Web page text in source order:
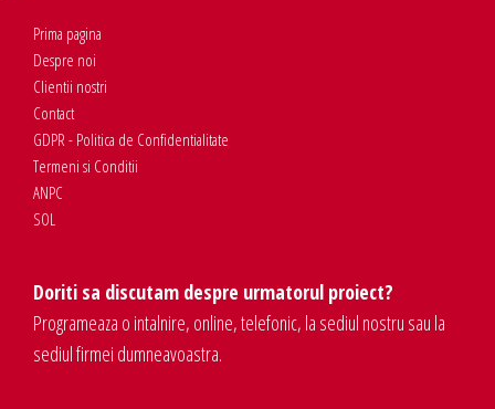
Prima pagina
Despre noi
Clientii nostri
Contact
GDPR - Politica de Confidentialitate
Termeni si Conditii
ANPC
SOL
Doriti sa discutam despre urmatorul proiect?
Programeaza o intalnire, online, telefonic, la sediul nostru sau la
sediul firmei dumneavoastra.